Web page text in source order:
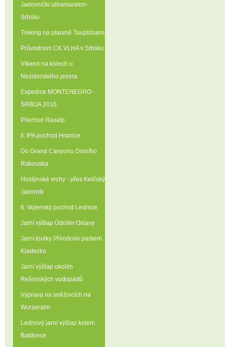
Jadovnički ultramaraton-
Srbsko
Treking na planině Tauplitzalm
Průvodcem CK VLHA v Srbsku
Víkend na kolech u
Neziderského jezera
Expedice MONTENEGRO -
SRBIJA 2016
Přechod Raxalp
II. IPA pochod Hranice
Do Grand Canyonu Dolního
Rakouska
Hostýnské vrchy - přes Kelčský
Javorník
6. Vojenský pochod Lednice
Jarní výšlap Údolím Oslavy
Jarní toulky Přírodním parkem
Kladecko
Jarní výšlap okolím
Rešovských vodopádů
Výprava na sněžnicích na
Wurzeralm
Lednový jarní výšlap kolem
Baldovce